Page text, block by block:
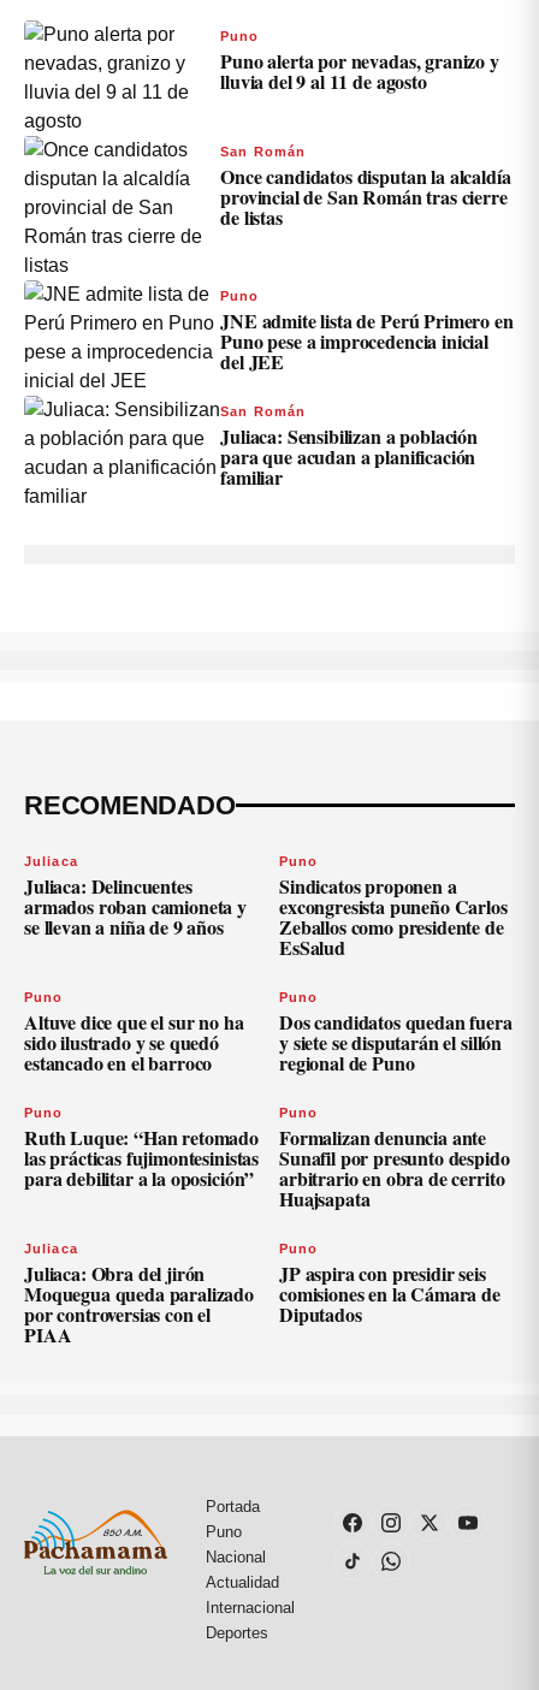
Puno
Puno alerta por nevadas, granizo y
lluvia del 9 al 11 de agosto
San Román
Once candidatos disputan la alcaldía
provincial de San Román tras cierre
de listas
Puno
JNE admite lista de Perú Primero en
Puno pese a improcedencia inicial
del JEE
San Román
Juliaca: Sensibilizan a población
para que acudan a planificación
familiar
RECOMENDADO
Juliaca
Juliaca: Delincuentes
armados roban camioneta y
se llevan a niña de 9 años
Puno
Sindicatos proponen a
excongresista puneño Carlos
Zeballos como presidente de
EsSalud
Puno
Altuve dice que el sur no ha
sido ilustrado y se quedó
estancado en el barroco
Puno
Dos candidatos quedan fuera
y siete se disputarán el sillón
regional de Puno
Puno
Ruth Luque: “Han retomado
las prácticas fujimontesinistas
para debilitar a la oposición”
Puno
Formalizan denuncia ante
Sunafil por presunto despido
arbitrario en obra de cerrito
Huajsapata
Juliaca
Juliaca: Obra del jirón
Moquegua queda paralizado
por controversias con el
PIAA
Puno
JP aspira con presidir seis
comisiones en la Cámara de
Diputados
Portada
Puno
Nacional
Actualidad
Internacional
Deportes